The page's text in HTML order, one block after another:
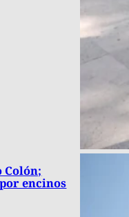
Colón;
encinos